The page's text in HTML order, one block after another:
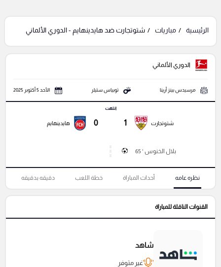
الرئيسية مباريات شتوتجارت ضد هايدينهايم - الدوري الألماني
الدوري الألماني
مرسيدس بينز أرينا توبياس ستيلر الأحد 5 أكتوبر 2025
شتوتجارت 1
انتهت
0 هايدينهايم
بلال الخنوس ' 65
نظره عامه أحداث المباراة خطة اللعب دقيقه بدقيقه
القنوات الناقلة للمباراة
شاهد
غير متوفر